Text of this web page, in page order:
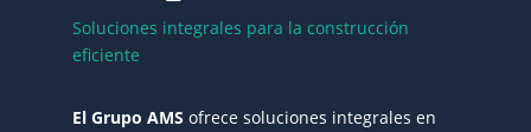
Soluciones integrales para la construcción
eficiente
El Grupo AMS ofrece soluciones integrales en